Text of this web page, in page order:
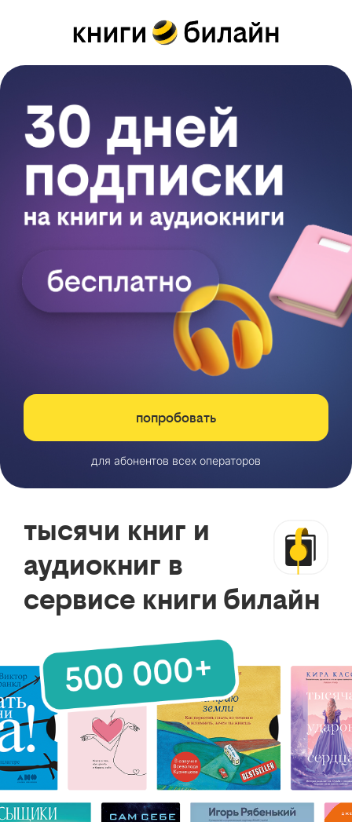
попробовать
для абонентов всех операторов
тысячи книг и
аудиокниг в
сервисе книги билайн